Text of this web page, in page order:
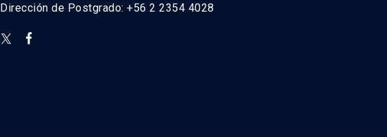
Dirección de Postgrado: +56 2 2354 4028